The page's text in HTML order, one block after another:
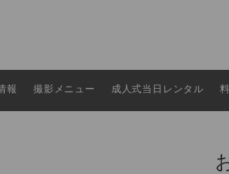
報 撮影メニュー 成人式当日レンタル